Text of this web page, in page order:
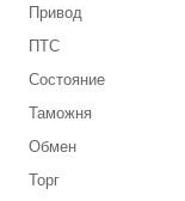
Привод
ПТС
Состояние
Таможня
Обмен
Торг